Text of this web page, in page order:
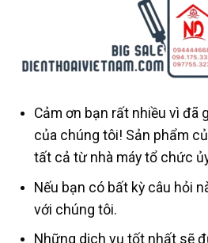
Cảm ơn bạn rất nhiều vì đã
của chúng tôi! Sản phẩm
tất cả từ nhà máy tổ chức
Nếu bạn có bất kỳ câu hỏi
với chúng tôi.
Những dịch vụ tốt nhất sẽ